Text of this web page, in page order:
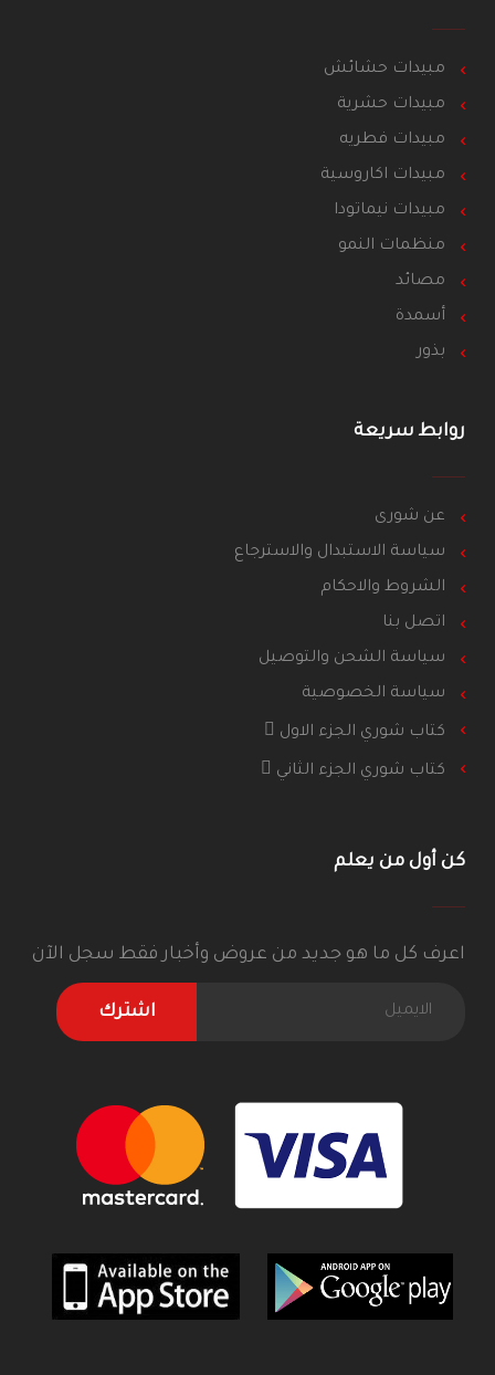
مبيدات حشائش
مبيدات حشرية
مبيدات فطريه
مبيدات اكاروسية
مبيدات نيماتودا
منظمات النمو
مصائد
أسمدة
بذور
روابط سريعة
عن شورى
سياسة الاستبدال والاسترجاع
الشروط والاحكام
اتصل بنا
سياسة الشحن والتوصيل
سياسة الخصوصية
كتاب شوري الجزء الاول
كتاب شوري الجزء الثاني
كن أول من يعلم
اعرف كل ما هو جديد من عروض وأخبار فقط سجل الآن
اشترك